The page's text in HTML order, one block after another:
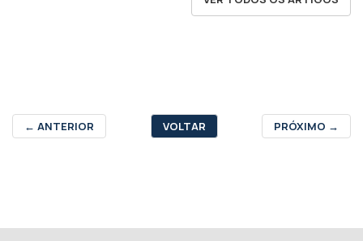
← ANTERIOR VOLTAR PRÓXIMO →